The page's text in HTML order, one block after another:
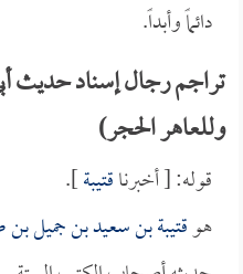
دائماً وأبداً.
تراجم رجال إسناد حديث
وللعاهر الحجر)
قوله: [ أخبرناقتيبة].
هوقتيبة بن سعيد بن جميل